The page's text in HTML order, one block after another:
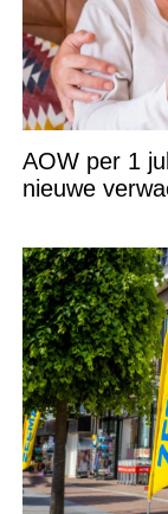
AOW per 1
nieuwe